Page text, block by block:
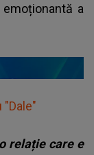
a
relație care e